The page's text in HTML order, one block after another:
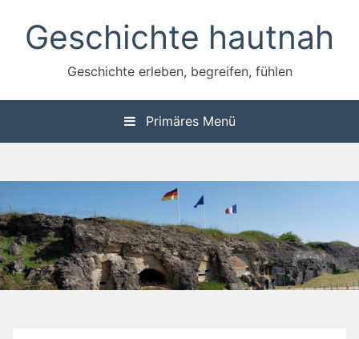
Inhalt
springenGeschichte hautnah
Geschichte erleben, begreifen, fühlen
Primäres Menü